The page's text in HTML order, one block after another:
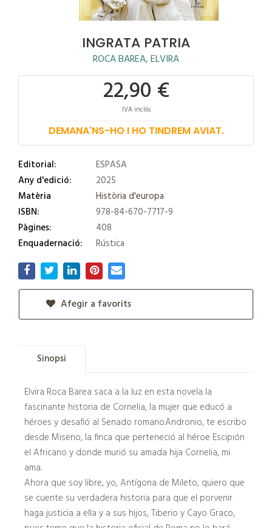
INGRATA PATRIA
ROCA BAREA, ELVIRA
22,90 €
IVA inclós
DEMANA'NS-HO I HO TINDREM AVIAT.
Editorial:
ESPASA
Any d'edició:
2025
Matèria
Història d'europa
ISBN:
978-84-670-7717-9
Pàgines:
408
Enquadernació:
Rústica
Afegir a favorits
Sinopsi
Elvira Roca Barea saca a la luz en esta novela la
fascinante historia de Cornelia, la mujer que educó a
héroes y desafió al Senado romano.Andronio, te escribo
desde Miseno, la finca que perteneció al héroe Escipión
el Africano y donde murió su amada hija Cornelia, mi
ama.
Ahora que soy libre, yo, Antígona de Mileto, quiero que
se cuente su verdadera historia para que el porvenir
haga justicia a ella y a sus hijos, Tiberio y Cayo Graco,